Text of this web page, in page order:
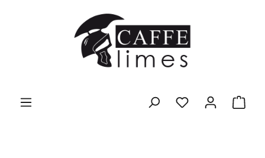
Zum Hauptinhalt springen